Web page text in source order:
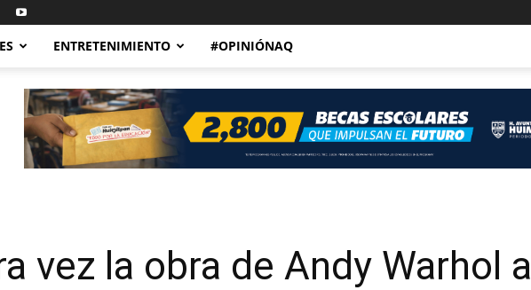
ENTRETENIMIENTO #OPINIÓNAQ
vez la obra de Andy Warhol a